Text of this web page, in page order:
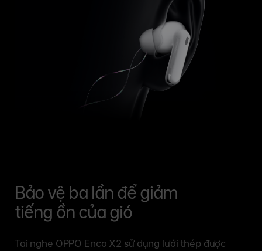
Bảo vệ ba lần để giảm
tiếng ồn của gió
Tai nghe OPPO Enco X2 sử dụng lưới thép được